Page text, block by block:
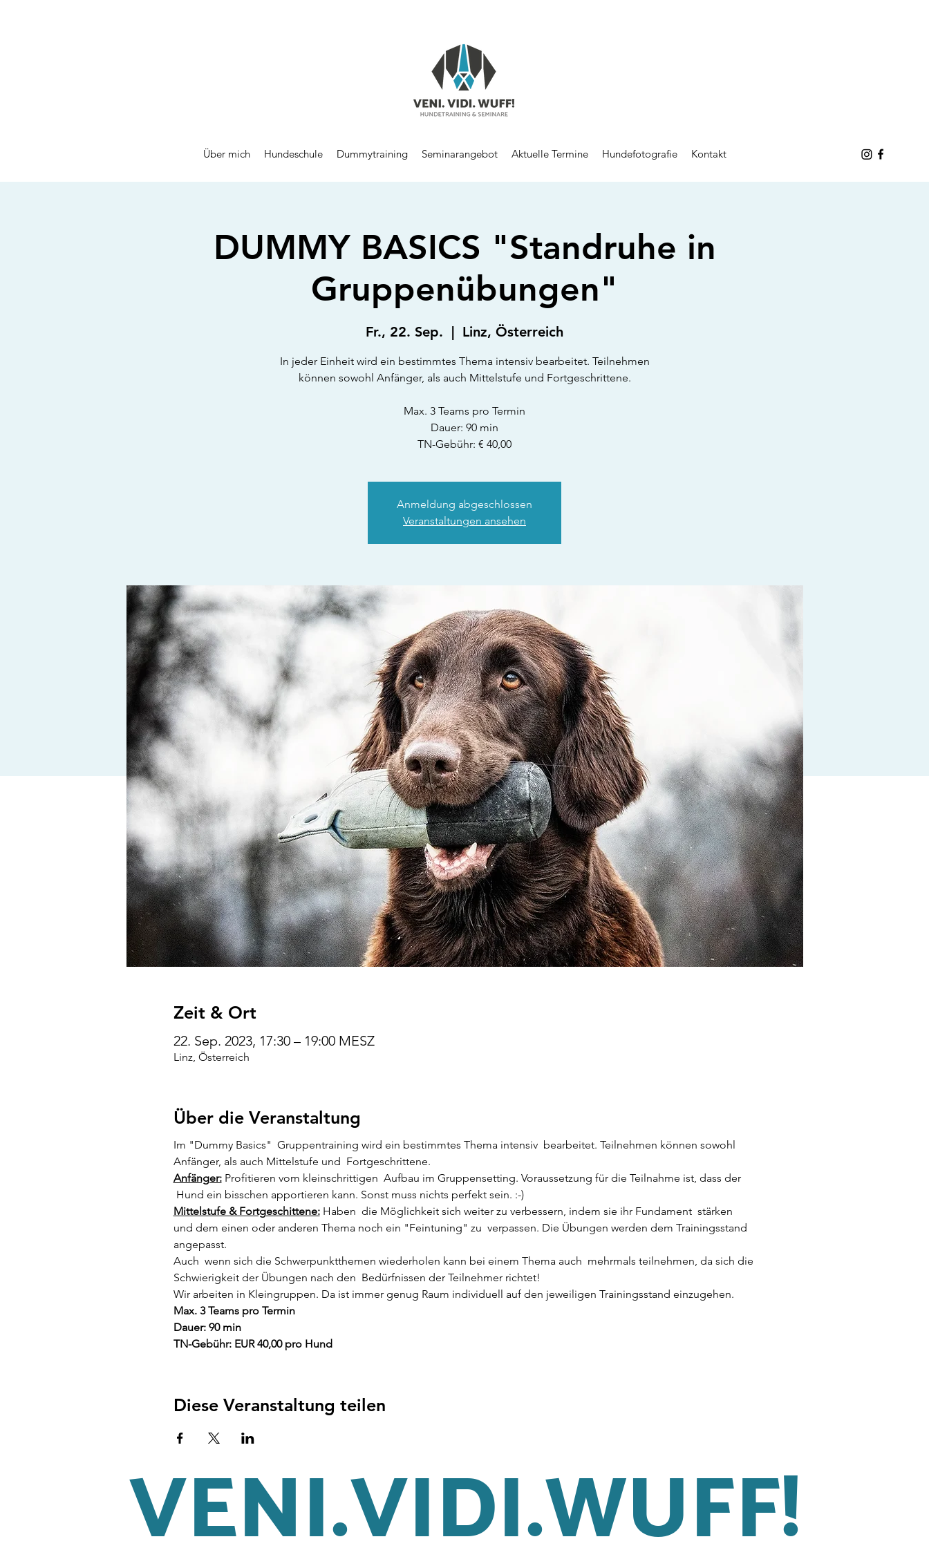
Über mich Hundeschule Dummytraining Seminarangebot Aktuelle Termine Hundefotografie Kontakt
DUMMY BASICS "Standruhe in
Gruppenübungen"
Fr., 22. Sep.
  |
Linz, Österreich
In jeder Einheit wird ein bestimmtes Thema intensiv bearbeitet. Teilnehmen
können sowohl Anfänger, als auch Mittelstufe und Fortgeschrittene.
Max. 3 Teams pro Termin
Dauer: 90 min
TN-Gebühr: € 40,00
Anmeldung abgeschlossen
Veranstaltungen ansehen
Zeit & Ort
22. Sep. 2023, 17:30 – 19:00 MESZ
Linz, Österreich
Über die Veranstaltung
Im "Dummy Basics"  Gruppentraining wird ein bestimmtes Thema intensiv  bearbeitet. Teilnehmen können sowohl
Anfänger, als auch Mittelstufe und  Fortgeschrittene.
Anfänger: Profitieren vom kleinschrittigen  Aufbau im Gruppensetting. Voraussetzung für die Teilnahme ist, dass der
Hund ein bisschen apportieren kann. Sonst muss nichts perfekt sein. :-)
Mittelstufe & Fortgeschittene: Haben  die Möglichkeit sich weiter zu verbessern, indem sie ihr Fundament  stärken
und dem einen oder anderen Thema noch ein "Feintuning" zu  verpassen. Die Übungen werden dem Trainingsstand
angepasst.
Auch  wenn sich die Schwerpunktthemen wiederholen kann bei einem Thema auch  mehrmals teilnehmen, da sich die
Schwierigkeit der Übungen nach den  Bedürfnissen der Teilnehmer richtet!
Wir arbeiten in Kleingruppen. Da ist immer genug Raum individuell auf den jeweiligen Trainingsstand einzugehen.
Max. 3 Teams pro Termin
Dauer: 90 min
TN-Gebühr: EUR 40,00 pro Hund
Diese Veranstaltung teilen
VENI.VIDI.WUFF!